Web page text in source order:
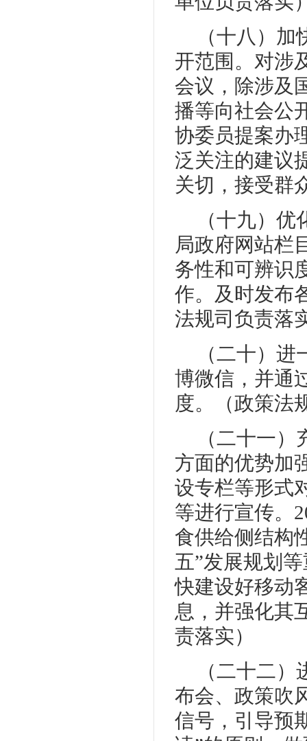
（十八）
开范围。对涉
会议，除涉及
播等向社会公
协委员提案办
泛关注的建议
关切，接受群
（十九）
局政府网站栏
务性和可辨识
作。及时发布
法规司负责落
（二十）
博微信，并通
度。（政策法
（二十一
方面的优势加
设专栏等形式
等进行宣传。
食供给侧结构
五”发展规划
快建设好移动
息，并强化其
责落实）
（二十二
布会、政策吹
信号，引导预